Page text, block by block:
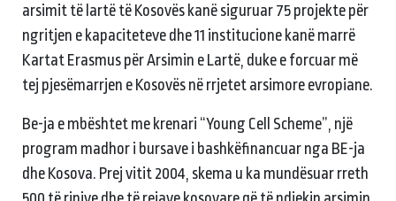
arsimit të lartë të Kosovës kanë siguruar 75 projekte për
ngritjen e kapaciteteve dhe 11 institucione kanë marrë
Kartat Erasmus për Arsimin e Lartë, duke e forcuar më
tej pjesëmarrjen e Kosovës në rrjetet arsimore evropiane.
Be-ja e mbështet me krenari “Young Cell Scheme”, një
program madhor i bursave i bashkëfinancuar nga BE-ja
dhe Kosova. Prej vitit 2004, skema u ka mundësuar rreth